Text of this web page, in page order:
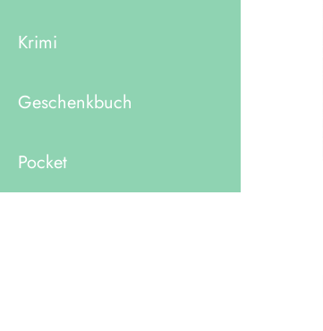
Krimi
Geschenkbuch
Pocket